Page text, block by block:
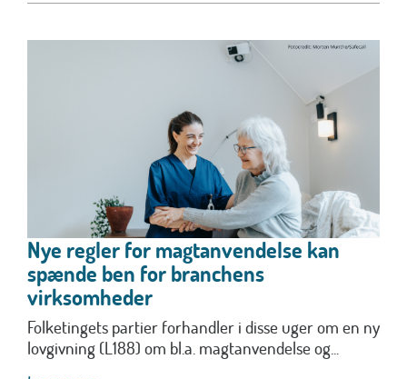
Nye regler for magtanvendelse kan
spænde ben for branchens
virksomheder
Folketingets partier forhandler i disse uger om en ny
lovgivning (L188) om bl.a. magtanvendelse og...